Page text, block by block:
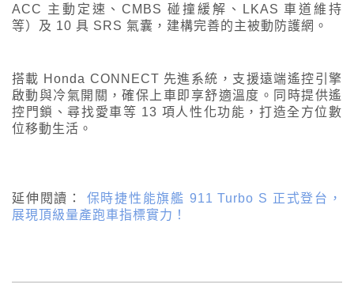
ACC 主動定速、CMBS 碰撞緩解、LKAS 車道維持
等）及 10 具 SRS 氣囊，建構完善的主被動防護網。
搭載 Honda CONNECT 先進系統，支援遠端遙控引擎
啟動與冷氣開關，確保上車即享舒適溫度。同時提供遙
控門鎖、尋找愛車等 13 項人性化功能，打造全方位數
位移動生活。
延伸閱讀： 保時捷性能旗艦 911 Turbo S 正式登台，
展現頂級量產跑車指標實力！